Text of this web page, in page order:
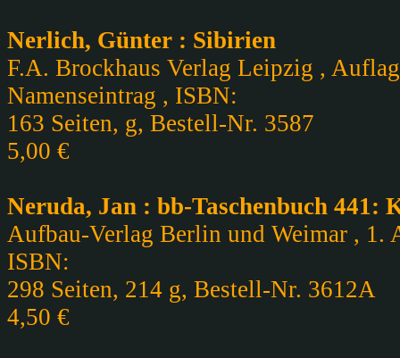
Nerlich, Günter : Sibirien
F.A. Brockhaus Verlag Leipzig ,
Namenseintrag , ISBN:
163 Seiten, g, Bestell-Nr. 3587
5,00 €
Neruda, Jan : bb-Taschenbuch 441:
Aufbau-Verlag Berlin und Weimar , 1.
ISBN:
298 Seiten, 214 g, Bestell-Nr. 3612A
4,50 €